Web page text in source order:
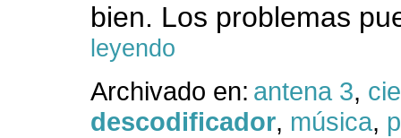
bien. Los problemas
leyendo
Archivado en: antena 3,
descodificador, música,